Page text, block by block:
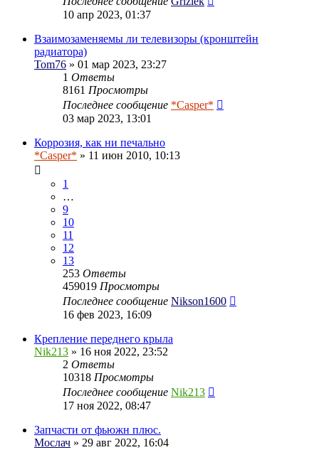
10 апр 2023, 01:37
Взаимозаменяемы ли телевизоры (кронштейн
радиатора)
Tom76 » 01 мар 2023, 23:27
1 Ответы
8161 Просмотры
Последнее сообщение *Casper*
03 мар 2023, 13:01
Коррозия, как ни печально
*Casper* » 11 июн 2010, 10:13
1
…
9
10
11
12
13
253 Ответы
459019 Просмотры
Последнее сообщение Nikson1600
16 фев 2023, 16:09
Крепление переднего крыла
Nik213 » 16 ноя 2022, 23:52
2 Ответы
10318 Просмотры
Последнее сообщение Nik213
17 ноя 2022, 08:47
Запчасти от фьюжн плюс.
Мослач » 29 авг 2022, 16:04